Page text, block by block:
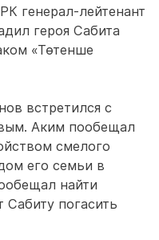
генерал-лейтенант
героя Сабита
«Төтенше
встретился с
Аким пообещал
смелого
его семьи в
найти
Сабиту погасить